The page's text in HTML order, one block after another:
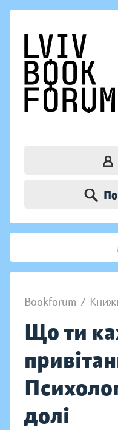
Bookforum /
Що ти
долі